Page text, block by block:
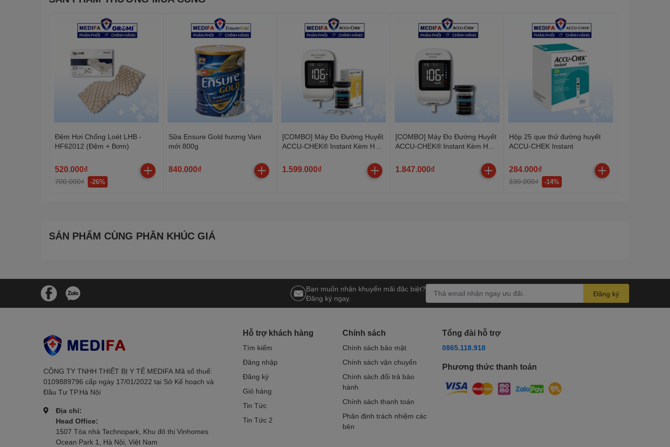
Dung lượng bộ nhớ: 720 kết quả đo
Pin: 1 viên pin lithium CR2032
Tuổi thọ pin: Khoảng 1000 lần đo
Thời gian đo: 4 giây
Lượng máu cần thiết: 0.6 μL
Dải đo: 10-600 mg/dL (0.6-33.3 mmol/L)
Nhiệt độ hoạt động: 4°C đến 45°C
Độ ẩm hoạt động: 10-90% độ ẩm tương đối
Phương pháp đo: Đo điện hóa
Loại mẫu: Máu tươi mao mạch
Đặc điểm nổi bật:
Màn hình LCD rõ nét với đèn nền: Máy được trang bị màn hình LCD với đèn nền, giúp hiển thị kết quả đo rõ ràng, dễ đọc trong mọi điều kiện ánh
sáng, kể cả khi đo vào ban đêm.
Lượng máu cần thiết ít: Máy chỉ cần một lượng máu rất nhỏ (0.6 μL) để thực hiện phép đo, giúp giảm thiểu sự khó chịu cho người dùng khi lấy
Dải đo rộng: ACCU-CHEK Instant có dải đo từ 10-600 mg/dL (0.6-33.3 mmol/L), phù hợp với hầu hết các trường hợp đo đường huyết, từ người
có đường huyết thấp đến cao.
Bộ nhớ lớn: Máy có khả năng lưu trữ lên đến 720 kết quả đo, giúp người dùng và bác sĩ dễ dàng theo dõi và đánh giá tình trạng đường huyết
trong thời gian dài.
Tuổi thọ pin cao: Với một viên pin lithium CR2032, máy có thể thực hiện khoảng 1000 lần đo, giúp tiết kiệm chi phí thay pin và đảm bảo sự hoạt
Đệm Hơi Chống Loét LHB -
HF62012 (Đệm + Bơm)
520.000₫
700.000₫ -26%
Sữa Ensure Gold hương Vani
mới 800g
840.000₫
[COMBO] Máy Đo Đường Huyết
ACCU-CHEK® Instant Kèm Hộp
MMOL/L
1.599.000₫
[COMBO] Máy Đo Đường Huyết
ACCU-CHEK® Instant Kèm Hộp
1.847.000₫
Hộp 25 que thử đường huyết
ACCU-CHEK Instant
284.000₫
330.000₫ -14%
SẢN PHẨM CÙNG PHÂN KHÚC GIÁ
Bạn muốn nhận khuyến mãi đặc biệt?
Đăng ký ngay.
Đăng ký
CÔNG TY TNHH THIẾT BỊ Y TẾ MEDIFAㅤㅤㅤㅤㅤㅤㅤ Mã số thuế:
0109889796 cấp ngày 17/01/2022 tại Sở Kế hoạch và
Đầu Tư TP.Hà Nội
Địa chỉ:
Head Office:
1507 Tòa nhà Technopark, Khu đô thị Vinhomes
Ocean Park 1, Hà Nội, Việt Nam
Hỗ trợ khách hàng
Tìm kiếm
Đăng nhập
Đăng ký
Giỏ hàng
Tin Tức
Tin Tức 2
Chính sách
Chính sách bảo mật
Chính sách vận chuyển
Chính sách đổi trả bảo
hành
Chính sách thanh toán
Phân định trách nhiệm các
bên
Tổng đài hỗ trợ
0865.118.918
Phương thức thanh toán